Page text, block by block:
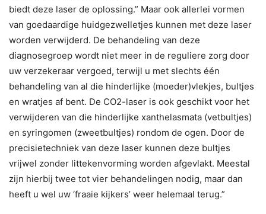
biedt deze laser de oplossing.” Maar ook allerlei vormen
van goedaardige huidgezwelletjes kunnen met deze laser
worden verwijderd. De behandeling van deze
diagnosegroep wordt niet meer in de reguliere zorg door
uw verzekeraar vergoed, terwijl u met slechts één
behandeling van al die hinderlijke (moeder)vlekjes, bultjes
en wratjes af bent. De CO2-laser is ook geschikt voor het
verwijderen van die hinderlijke xanthelasmata (vetbultjes)
en syringomen (zweetbultjes) rondom de ogen. Door de
precisietechniek van deze laser kunnen deze bultjes
vrijwel zonder littekenvorming worden afgevlakt. Meestal
zijn hierbij twee tot vier behandelingen nodig, maar dan
heeft u wel uw ‘fraaie kijkers’ weer helemaal terug.”